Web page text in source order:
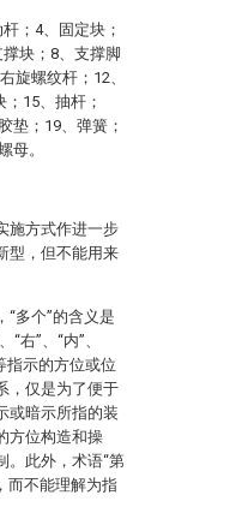
；4、固定块；
块；8、支撑脚
旋螺纹杆；12、
15、抽杆；
垫；19、弹簧；
母。
施方式作进一步
型，但不能用来
多个”的含义是
右”、“内”、
指示的方位或位
，仅是为了便于
或暗示所指的装
方位构造和操
。此外，术语“第
而不能理解为指